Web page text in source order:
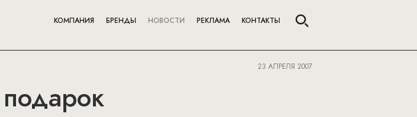
КОМПАНИЯ БРЕНДЫ НОВОСТИ РЕКЛАМА КОНТАКТЫ
23 АПРЕЛЯ 2007